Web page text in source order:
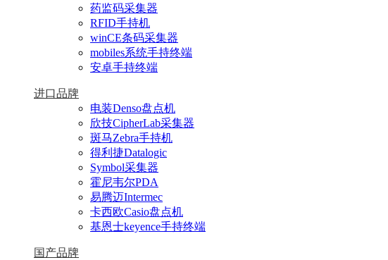
药监码采集器
RFID手持机
winCE条码采集器
mobiles系统手持终端
安卓手持终端
进口品牌
电装Denso盘点机
欣技CipherLab采集器
斑马Zebra手持机
得利捷Datalogic
Symbol采集器
霍尼韦尔PDA
易腾迈Intermec
卡西欧Casio盘点机
基恩士keyence手持终端
国产品牌